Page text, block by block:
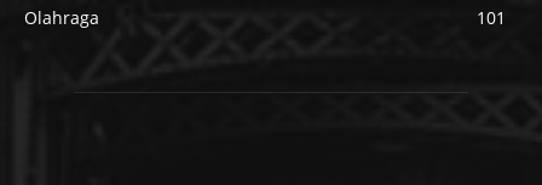
Olahraga
101